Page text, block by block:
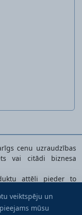
cenu uzraudzības
vai citādi biznesa
attēli pieder to
mani ar kafiju
veiktspēju un
mūsu